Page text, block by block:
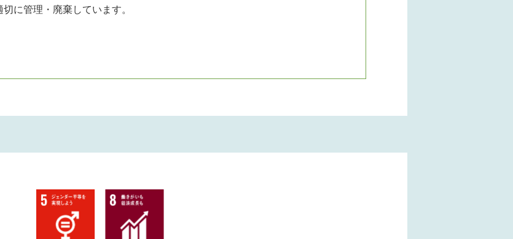
に管理・廃棄しています。